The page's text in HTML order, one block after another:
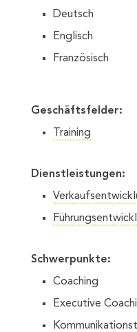
Deutsch
Englisch
Französisch
Geschäftsfelder:
Training
Dienstleistungen:
Schwerpunkte:
Coaching
Executive